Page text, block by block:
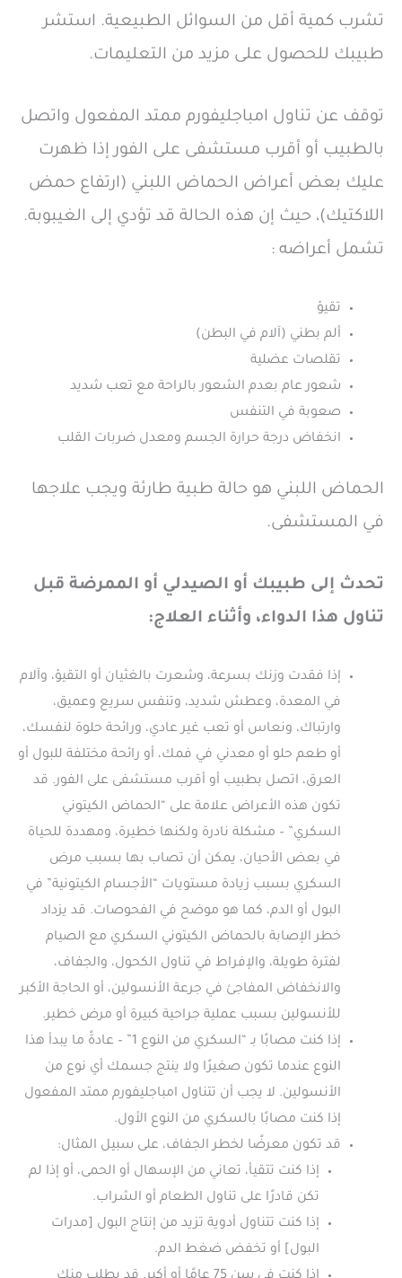
تشرب كمية أقل من السوائل الطبيعية. استشر
طبيبك للحصول على مزيد من التعليمات.
توقف عن تناول امباجليفورم ممتد المفعول واتصل
بالطبيب أو أقرب مستشفى على الفور إذا ظهرت
عليك بعض أعراض الحماض اللبني (ارتفاع حمض
اللاكتيك)، حيث إن هذه الحالة قد تؤدي إلى الغيبوبة.
تشمل أعراضه :
تقيؤ
ألم بطني (آلام في البطن)
تقلصات عضلية
شعور عام بعدم الشعور بالراحة مع تعب شديد
صعوبة في التنفس
انخفاض درجة حرارة الجسم ومعدل ضربات القلب
الحماض اللبني هو حالة طبية طارئة ويجب علاجها
في المستشفى.
تحدث إلى طبيبك أو الصيدلي أو الممرضة قبل
تناول هذا الدواء، وأثناء العلاج:
إذا فقدت وزنك بسرعة، وشعرت بالغثيان أو التقيؤ، وآلام
في المعدة، وعطش شديد، وتنفس سريع وعميق،
وارتباك، ونعاس أو تعب غير عادي، ورائحة حلوة لنفسك،
أو طعم حلو أو معدني في فمك، أو رائحة مختلفة للبول أو
العرق، اتصل بطبيب أو أقرب مستشفى على الفور. قد
تكون هذه الأعراض علامة على “الحماض الكيتوني
السكري” – مشكلة نادرة ولكنها خطيرة، ومهددة للحياة
في بعض الأحيان، يمكن أن تصاب بها بسبب مرض
السكري بسبب زيادة مستويات “الأجسام الكيتونية” في
البول أو الدم، كما هو موضح في الفحوصات. قد يزداد
خطر الإصابة بالحماض الكيتوني السكري مع الصيام
لفترة طويلة، والإفراط في تناول الكحول، والجفاف،
والانخفاض المفاجئ في جرعة الأنسولين، أو الحاجة الأكبر
للأنسولين بسبب عملية جراحية كبيرة أو مرض خطير.
إذا كنت مصابًا بـ “السكري من النوع 1” – عادةً ما يبدأ هذا
النوع عندما تكون صغيرًا ولا ينتج جسمك أي نوع من
الأنسولين. لا يجب أن تتناول امباجليفورم ممتد المفعول
إذا كنت مصابًا بالسكري من النوع الأول.
قد تكون معرضًا لخطر الجفاف، على سبيل المثال:
إذا كنت تتقيأ، تعاني من الإسهال أو الحمى، أو إذا لم
تكن قادرًا على تناول الطعام أو الشراب.
إذا كنت تتناول أدوية تزيد من إنتاج البول [مدرات
البول] أو تخفض ضغط الدم.